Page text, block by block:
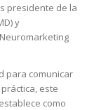
presidente de la
y
para comunicar
este
como